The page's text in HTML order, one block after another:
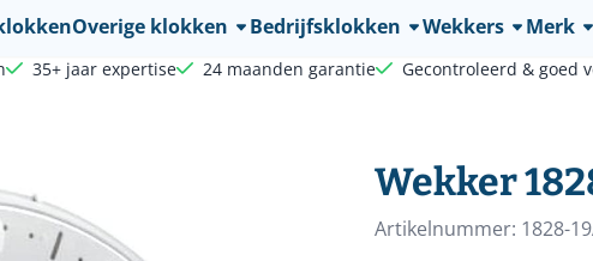
Overige klokken Bedrijfsklokken Wekkers Merk
35+ jaar expertise 24 maanden garantie Gecontroleerd & goed
Wekker
Artikelnummer: 1828-